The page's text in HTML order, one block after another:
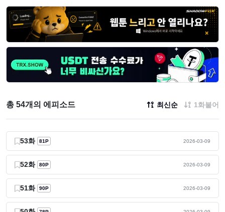
총 54개의 에피소드 최신순 1화붙어
53화 81P 2026-03-09
52화 80P 2026-03-09
51화 90P 2026-03-09